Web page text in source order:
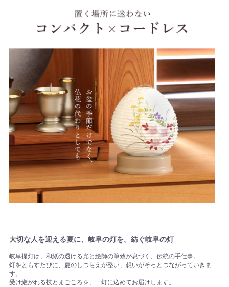
大切な人を迎える夏に、岐阜の灯を。紡ぐ岐阜の灯
岐阜提灯は、和紙の透ける光と絵師の筆致が息づく、伝統の手仕事。
灯をともすたびに、夏のしつらえが整い、想いがそっとつながっていきま
す。
受け継がれる技とまごころを、一灯に込めてお届けします。